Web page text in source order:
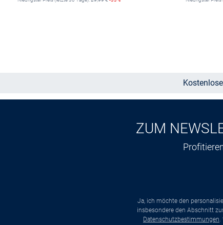
ZUM
Ja, ich möchte den
insbesondere den Abschnitt
Datenschutzbestimmungen